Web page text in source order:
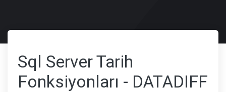
Sql Server Tarih
Fonksiyonları - DATADIFF